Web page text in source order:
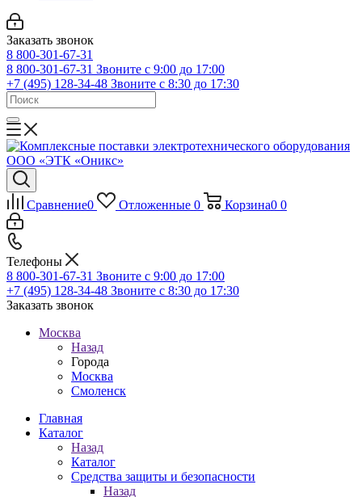
Заказать звонок
8 800-301-67-31
8 800-301-67-31 Звоните с 9:00 до 17:00
+7 (495) 128-34-48 Звоните с 8:30 до 17:30
Сравнение0 Отложенные 0 Корзина0 0
Телефоны
8 800-301-67-31 Звоните с 9:00 до 17:00
+7 (495) 128-34-48 Звоните с 8:30 до 17:30
Заказать звонок
Москва
Назад
Города
Москва
Смоленск
Главная
Каталог
Назад
Каталог
Средства защиты и безопасности
Назад